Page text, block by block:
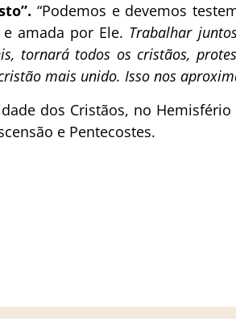
“Podemos e devemos
amada por Ele. Trabalhar
tornará todos os cristãos,
mais unido. Isso nos
dos Cristãos, no
e Pentecostes.